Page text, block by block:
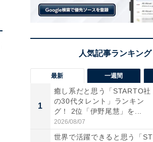
最新 一週間
1
癒し系だと思う「STARTO社
の30代タレント」ランキン
グ！ 2位「伊野尾慧」を...
2026/08/07
世界で活躍できると思う「ST